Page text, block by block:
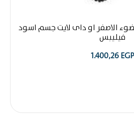
الاصفر او داى لايت جسم اسود